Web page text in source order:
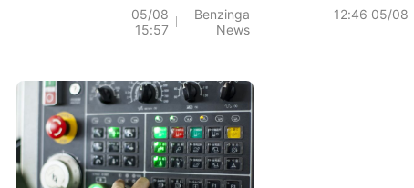
05/08 12:46
Benzinga
News
05/08
15:57